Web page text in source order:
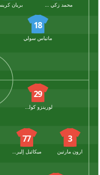
18
ماتياس سولي
29
3
ارون مارتين
77
ميكائيل إليرتسون